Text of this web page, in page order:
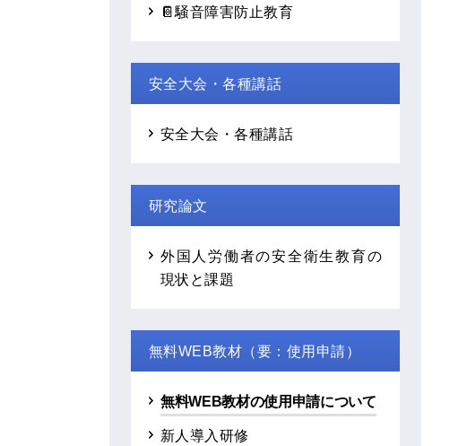
📔騒音障害防止教育
安全大会・各種講話
安全大会・各種講話
研究論文
外国人労働者の安全衛生教育の
現状と課題
無料WEB教材（要：使用申請）
無料WEB教材の使用申請について
新人導入研修